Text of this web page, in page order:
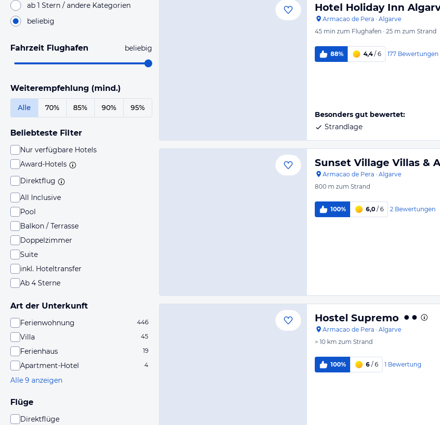
ab 1 Stern / andere Kategorien
beliebig
Fahrzeit Flughafen beliebig
Weiterempfehlung (mind.)
Alle 70% 85% 90% 95%
Beliebteste Filter
Nur verfügbare Hotels
Award-Hotels
Direktflug
All Inclusive
Pool
Balkon / Terrasse
Doppelzimmer
Suite
inkl. Hoteltransfer
Ab 4 Sterne
Art der Unterkunft
Ferienwohnung 446
Villa 45
Ferienhaus 19
Apartment-Hotel 4
Alle 9 anzeigen
Flüge
Direktflüge
Hotel Holiday Inn
Armacao de Pera · Algarve
45 min zum Flughafen · 25 m zum Strand
88% 4,4/ 6 177 Bewertungen
Besonders gut bewertet:
Strandlage
Sunset Village Villas &
Armacao de Pera · Algarve
800 m zum Strand
100% 6,0 / 6 2 Bewertungen
Hostel Supremo
Armacao de Pera · Algarve
> 10 km zum Strand
100% 6 / 6 1 Bewertung